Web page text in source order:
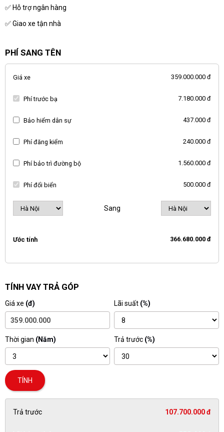
✅ Hỗ trợ ngân hàng
✅ Giao xe tận nhà
PHÍ SANG TÊN
Giá xe 359.000.000 đ
Phí trước bạ 7.180.000 đ
Bảo hiểm dân sự 437.000 đ
Phí đăng kiểm 240.000 đ
Phí bảo trì đường bộ 1.560.000 đ
Phí đổi biển 500.000 đ
Sang
Ước tính 366.680.000 đ
TÍNH VAY TRẢ GÓP
Giá xe (đ) Lãi suất (%)
Thời gian (Năm) Trả trước (%)
TÍNH
Trả trước 107.700.000 đ